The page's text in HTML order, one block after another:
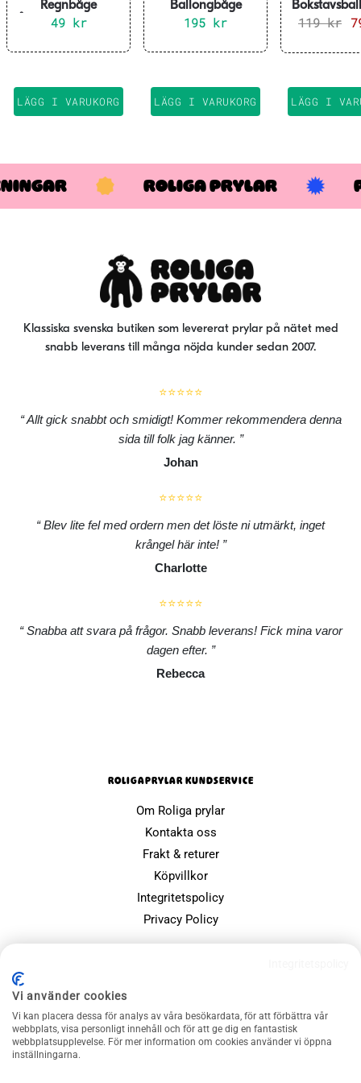
Regnbåge
Återanvändningsb
49 kr
LÄGG I VARUKORG
Ballongbåge
Regnbåge 4 meter
195 kr
LÄGG I VARUKORG
119kr
LÄGG I
ROLIGA PRYLAR
Klassiska svenska butiken som levererat prylar på nätet med
snabb leverans till många nöjda kunder sedan 2007.
⭐⭐⭐⭐⭐
Allt gick snabbt och smidigt! Kommer rekommendera denna
sida till folk jag känner.
Johan
⭐⭐⭐⭐⭐
Blev lite fel med ordern men det löste ni utmärkt, inget
krångel här inte!
Charlotte
⭐⭐⭐⭐⭐
Snabba att svara på frågor. Snabb leverans! Fick mina varor
dagen efter.
Rebecca
ROLIGAPRYLAR KUNDSERVICE
Om Roliga prylar
Kontakta oss
Frakt & returer
Köpvillkor
Integritetspolicy
Privacy Policy
Julklappsspelet
Merchandise
Vi använder cookies
Vi kan placera dessa för analys av våra besökardata, för att förbättra vår
webbplats, visa personligt innehåll och för att ge dig en fantastisk
webbplatsupplevelse. För mer information om cookies använder vi öppna
inställningarna.